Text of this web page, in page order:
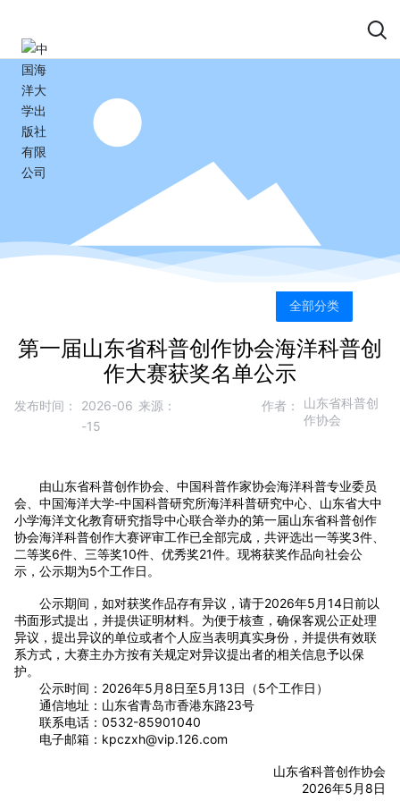
全部分类
第一届山东省科普创作协会海洋科普创
作大赛获奖名单公示
发布时间：
2026-06
-15
来源： 作者：
山东省科普创
作协会
由山东省科普创作协会、中国科普作家协会海洋科普专业委员
会、中国海洋大学-中国科普研究所海洋科普研究中心、山东省大中
小学海洋文化教育研究指导中心联合举办的第一届山东省科普创作
协会海洋科普创作大赛评审工作已全部完成，共评选出一等奖3件、
二等奖6件、三等奖10件、优秀奖21件。现将获奖作品向社会公
示，公示期为5个工作日。
公示期间，如对获奖作品存有异议，请于2026年5月14日前以
书面形式提出，并提供证明材料。为便于核查，确保客观公正处理
异议，提出异议的单位或者个人应当表明真实身份，并提供有效联
系方式，大赛主办方按有关规定对异议提出者的相关信息予以保
护。
公示时间：2026年5月8日至5月13日（5个工作日）
通信地址：山东省青岛市香港东路23号
联系电话：0532-85901040
电子邮箱：kpczxh@vip.126.com
山东省科普创作协会
2026年5月8日